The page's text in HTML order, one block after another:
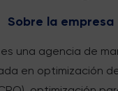
Sobre la empresa
una agencia de
en optimización